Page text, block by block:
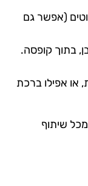
(אפשר גם
בתוך קופסה.
או אפילו ברכת
שיתוף